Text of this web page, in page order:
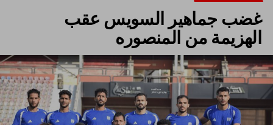
غضب جماهير السويس عقب
الهزيمة من المنصوره